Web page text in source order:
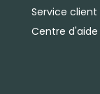
Service client
Centre d'aide